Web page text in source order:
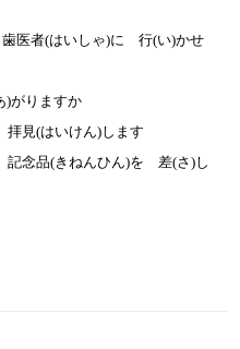
医者(はいしゃ)に 行(い)かせ
)がりますか
見(はいけん)します
記念品(きねんひん)を 差(さ)し